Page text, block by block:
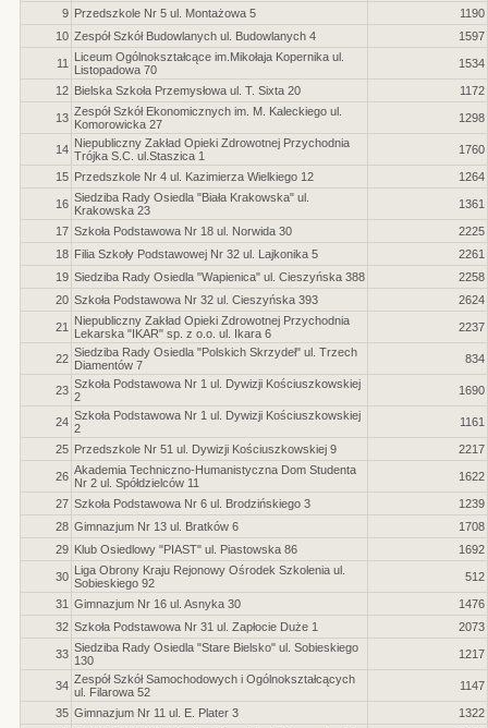
9 Przedszkole Nr 5 ul. Montażowa 5
1190
10 Zespół Szkół Budowlanych ul. Budowlanych 4 1597
11
Liceum Ogólnokształcące im.Mikołaja Kopernika ul.
Listopadowa 70
1534
12 Bielska Szkoła Przemysłowa ul. T. Sixta 20 1172
13 Zespół Szkół Ekonomicznych im. M. Kaleckiego ul.
Komorowicka 27
1298
14 Niepubliczny Zakład Opieki Zdrowotnej Przychodnia
Trójka S.C. ul.Staszica 1
1760
15 Przedszkole Nr 4 ul. Kazimierza Wielkiego 12 1264
16 Siedziba Rady Osiedla "Biała Krakowska" ul.
Krakowska 23
1361
17 Szkoła Podstawowa Nr 18 ul. Norwida 30
2225
18 Filia Szkoły Podstawowej Nr 32 ul. Lajkonika 5
2261
19 Siedziba Rady Osiedla "Wapienica" ul. Cieszyńska 388
2258
20 Szkoła Podstawowa Nr 32 ul. Cieszyńska 393 2624
21
Niepubliczny Zakład Opieki Zdrowotnej Przychodnia
Lekarska "IKAR" sp. z o.o. ul. Ikara 6
2237
22 Siedziba Rady Osiedla "Polskich Skrzydeł" ul. Trzech
Diamentów 7
834
23 Szkoła Podstawowa Nr 1 ul. Dywizji Kościuszkowskiej
2
1690
24 Szkoła Podstawowa Nr 1 ul. Dywizji Kościuszkowskiej
2
1161
25 Przedszkole Nr 51 ul. Dywizji Kościuszkowskiej 9 2217
26 Akademia Techniczno-Humanistyczna Dom Studenta
Nr 2 ul. Spółdzielców 11
1622
27 Szkoła Podstawowa Nr 6 ul. Brodzińskiego 3
1239
28 Gimnazjum Nr 13 ul. Bratków 6
1708
29 Klub Osiedlowy "PIAST" ul. Piastowska 86 1692
30 Liga Obrony Kraju Rejonowy Ośrodek Szkolenia ul.
Sobieskiego 92
512
31 Gimnazjum Nr 16 ul. Asnyka 30
1476
32 Szkoła Podstawowa Nr 31 ul. Zapłocie Duże 1 2073
33 Siedziba Rady Osiedla "Stare Bielsko" ul. Sobieskiego
130
1217
34 Zespół Szkół Samochodowych i Ogólnokształcących
ul. Filarowa 52
1147
35 Gimnazjum Nr 11 ul. E. Plater 3
1322